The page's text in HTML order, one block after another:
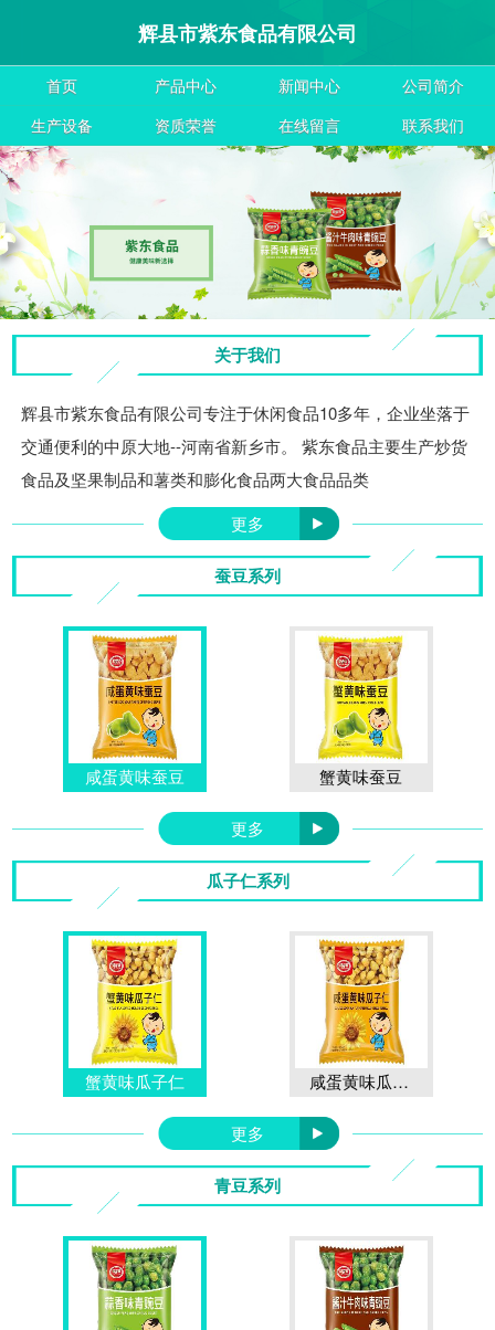
辉县市紫东食品有限公司
首页 产品中心 新闻中心
公司简介
生产设备
资质荣誉 在线留言 联系我们
关于我们
辉县市紫东食品有限公司专注于休闲食品10多年，企业坐落于
交通便利的中原大地--河南省新乡市。 紫东食品主要生产炒货
食品及坚果制品和薯类和膨化食品两大食品品类
更多
蚕豆系列
咸蛋黄味蚕豆 蟹黄味蚕豆
更多
瓜子仁系列
蟹黄味瓜子仁 咸蛋黄味瓜子仁
更多
青豆系列